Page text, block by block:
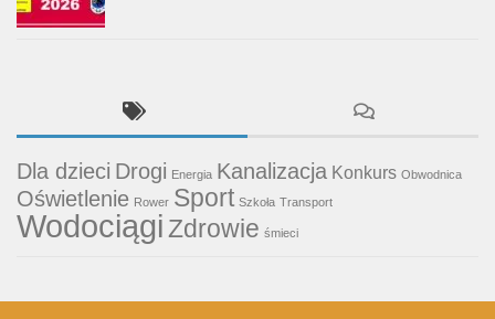
Dla dzieci Drogi Energia Kanalizacja Konkurs Obwodnica
Oświetlenie Rower Sport Szkoła Transport
WodociągiZdrowie śmieci